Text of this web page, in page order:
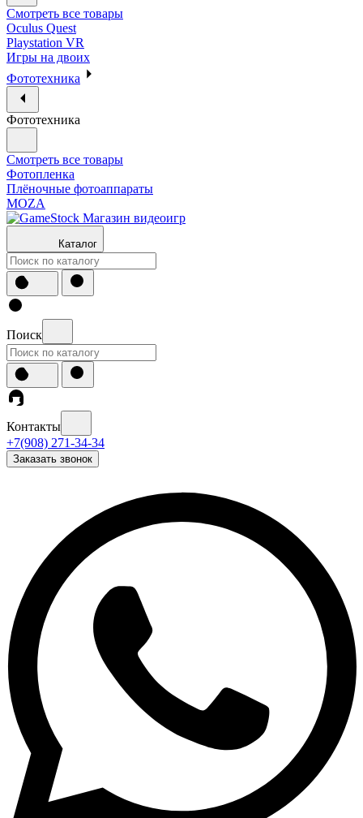
Смотреть все товары
Oculus Quest
Playstation VR
Игры на двоих
Фототехника
Фототехника
Смотреть все товары
Фотопленка
Плёночные фотоаппараты
MOZA
Каталог
Поиск
Контакты
+7(908) 271-34-34
Заказать звонок